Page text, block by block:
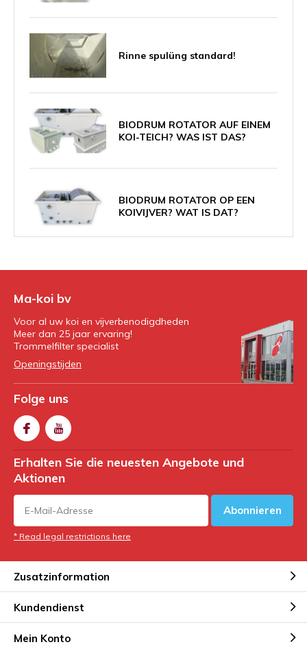
Rinne spulüng standard!
BIODRUM ROTATOR AUF EINEM
KOI-TEICH? WAS IST DAS?
BIODRUM ROTATOR OP EEN
KOIVIJVER? WAT IS DAT?
Ma-koi bv
Voor al uw koi en vijverbenodigdheden
Meer dan 25 jaar ervaring!
Trommelfilter specialist
Openingstijden
Folge uns
Erhalten Sie die neuesten Angebote und
Aktionen
Abonnieren
* Read legal restrictions here
Zusatzinformation
Kundendienst
Mein Konto